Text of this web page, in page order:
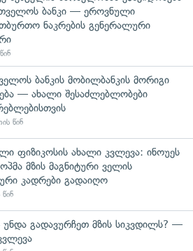
ბანკი — ეროვნული
ნაკრების გენერალური
ბანკის მობილბანკის მორიგი
— ახალი შესაძლებლობები
წინ
ფიზიკოსის ახალი კვლევა: ინოუეს
მზის მაგნიტური ველის
კადრები გადაიღო
გადავურჩეთ მზის სიკვდილს? —